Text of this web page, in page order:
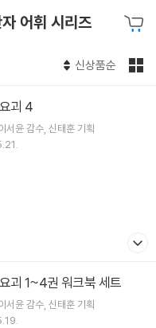
어휘 시리즈
신상품순
괴 4
서윤감수 신태훈기획
괴 1~4권 워크북 세트
서윤감수 신태훈기획